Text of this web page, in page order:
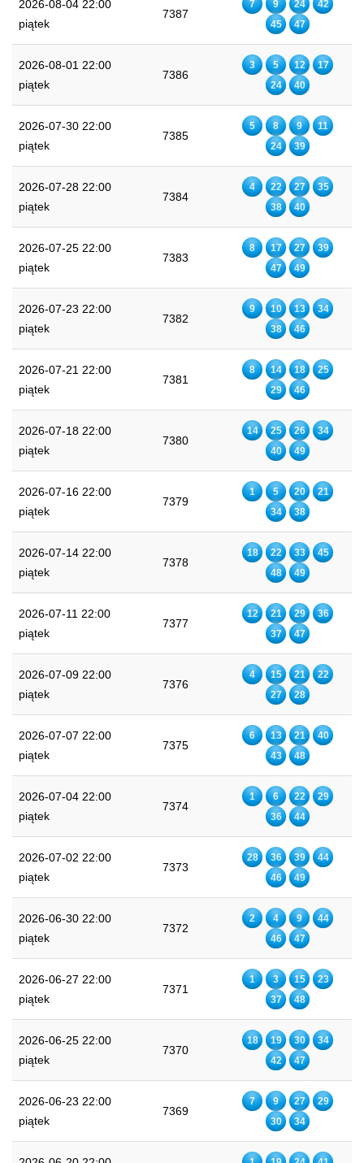
2026-08-04 22:00
piątek
7387
7 9 24
42
45
47
2026-08-01 22:00
piątek
7386
3 5 12
17
24
40
2026-07-30 22:00
piątek
7385
5 8 9
11
24
39
2026-07-28 22:00
piątek
7384
4 22 27
35
38
40
2026-07-25 22:00
piątek
7383
8 17 27
39
47
49
2026-07-23 22:00
piątek
7382
9 10 13
34
38
46
2026-07-21 22:00
piątek
7381
8 14 18
25
29
46
2026-07-18 22:00
piątek
7380
14 25 26
34
40
49
2026-07-16 22:00
piątek
7379
1 5 20
21
34
38
2026-07-14 22:00
piątek
7378
18 22 33
45
48
49
2026-07-11 22:00
piątek
7377
12 21 29
36
37
47
2026-07-09 22:00
piątek
7376
4 15 21
22
27
28
2026-07-07 22:00
piątek
7375
6 13 21
40
43
48
2026-07-04 22:00
piątek
7374
1 6 22
29
36
44
2026-07-02 22:00
piątek
7373
28 36 39
44
46
49
2026-06-30 22:00
piątek
7372
2 4 9
44
46
47
2026-06-27 22:00
piątek
7371
1 3 15
23
37
48
2026-06-25 22:00
piątek
7370
18 19 30
34
42
47
2026-06-23 22:00
piątek
7369
7 9 27
29
30
34